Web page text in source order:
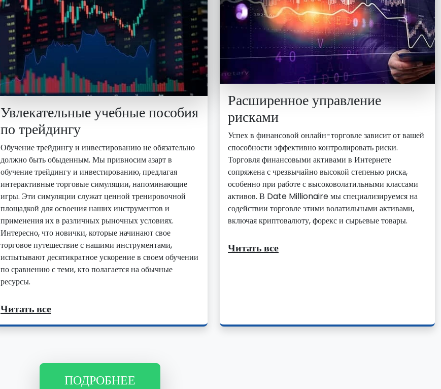
Увлекательные учебные пособия
по трейдингу
Обучение трейдингу и инвестированию не обязательно
должно быть обыденным. Мы привносим азарт в
обучение трейдингу и инвестированию, предлагая
интерактивные торговые симуляции, напоминающие
игры. Эти симуляции служат ценной тренировочной
площадкой для освоения наших инструментов и
применения их в различных рыночных условиях.
Интересно, что новички, которые начинают свое
торговое путешествие с нашими инструментами,
испытывают десятикратное ускорение в своем обучении
по сравнению с теми, кто полагается на обычные
ресурсы.
Читать все
Расширенное управление
рисками
Успех в финансовой онлайн-торговле зависит от вашей
способности эффективно контролировать риски.
Торговля финансовыми активами в Интернете
сопряжена с чрезвычайно высокой степенью риска,
особенно при работе с высоковолатильными классами
активов. В Date Millionaire мы специализируемся на
содействии торговле этими волатильными активами,
включая криптовалюту, форекс и сырьевые товары.
Читать все
ПОДРОБНЕЕ